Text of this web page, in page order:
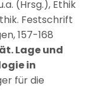
(Hrsg.), Ethik
Festschrift
157-168
Lage und
in
für die